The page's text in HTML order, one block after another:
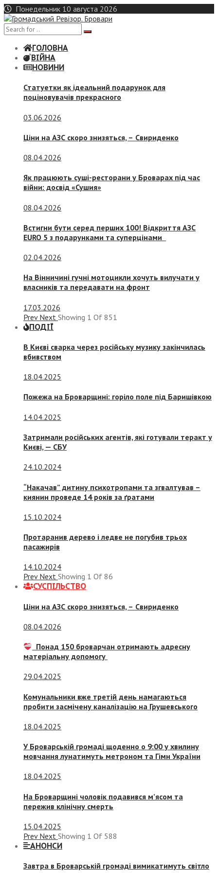
Skip
to
content
Понедельник 10 августа 2026
ГОЛОВНА
ВІЙНА
НОВИНИ
Статуетки як ідеальний подарунок для
поціновувачів прекрасного
03.06.2026
Ціни на АЗС скоро знизяться, – Свириденко
08.04.2026
Як працюють суші-ресторани у Броварах під час
війни: досвід «Сушия»
08.04.2026
Встигни бути серед перших 100! Відкриття АЗС
EURO 5 з подарунками та суперцінами
02.04.2026
На Вінничині гучні мотоцикли хочуть вилучати у
власників та передавати на фронт
17.03.2026
Prev Next Showing 1 Of 851
ПОДІЇ
В Києві сварка через російську музику закінчилась
вбивством
18.04.2025
Пожежа на Броварщині: горіло поле під Баришівкою
14.04.2025
Затримали російських агентів, які готували теракт у
Києві, — СБУ
24.10.2024
“Накачав” дитину психотропами та згвалтував –
киянин проведе 14 років за ґратами
15.10.2024
Протаранив дерево і ледве не погубив трьох
пасажирів
14.10.2024
Prev Next Showing 1 Of 86
СУСПIЛЬСТВО
Ціни на АЗС скоро знизяться, – Свириденко
08.04.2026
Понад 150 броварчан отримають адресну
матеріальну допомогу
29.04.2025
Комунальники вже третій день намагаються
пробити засмічену каналізацію на Грушевського
18.04.2025
У Броварській громаді щоденно о 9:00 у хвилину
мовчання лунатимуть метроном та Гімн України
18.04.2025
На Броварщині чоловік подавився м’ясом та
пережив клінічну смерть
15.04.2025
Prev Next Showing 1 Of 588
АНОНСИ
Завтра в Броварській громаді вимикатимуть світло